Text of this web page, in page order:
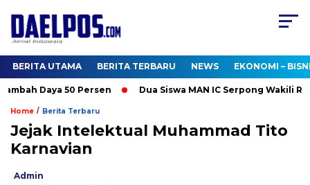
BERITA UTAMA BERITA TERBARU NEWS EKONOMI –
Daya 50 Persen Dua Siswa MAN IC Serpong Wakili RI di
Home / Berita Terbaru
Jejak Intelektual Muhammad Tito
Karnavian
Admin